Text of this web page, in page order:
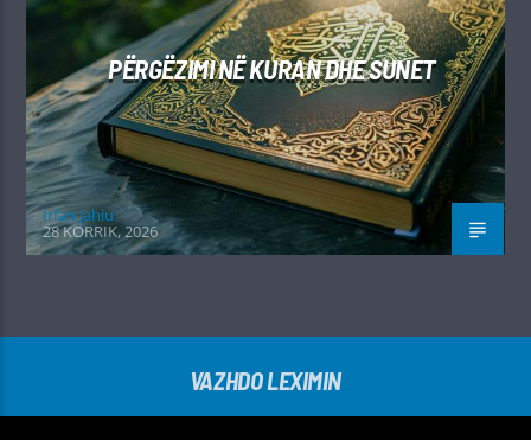
PËRGËZIMI NË KURAN DHE SUNET
Irfan Jahiu
28 KORRIK, 2026
VAZHDO LEXIMIN